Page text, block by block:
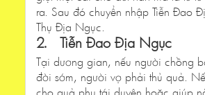
ra. Sau đó chuyển nhập Tiễn Đao
Thụ Địa Ngục.
2. Tiễn Đao Địa Ngục
Tại dương gian, nếu người chồng
đời sớm, người vợ phải thủ quả.
cho quả phụ tái duyên hoặc giúp